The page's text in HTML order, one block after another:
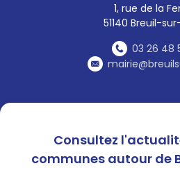
1, rue de la
51140 Breuil-
03 26 48
Consultez
communes autour de